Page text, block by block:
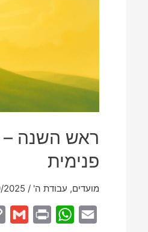
ראש השנה –
פנימית
מועדים, עבודת ה' /
2025
W
G